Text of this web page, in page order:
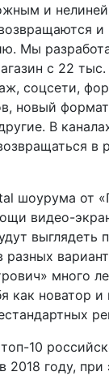
и
и
Мы
с 22
соцсети,
новый
В
в
шоурума от
видео-
выглядеть
много
как новатор и
10
2018 году,